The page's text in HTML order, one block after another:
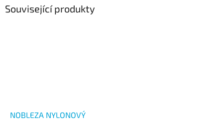
Související produkty
NOBLEZA NYLONOVÝ